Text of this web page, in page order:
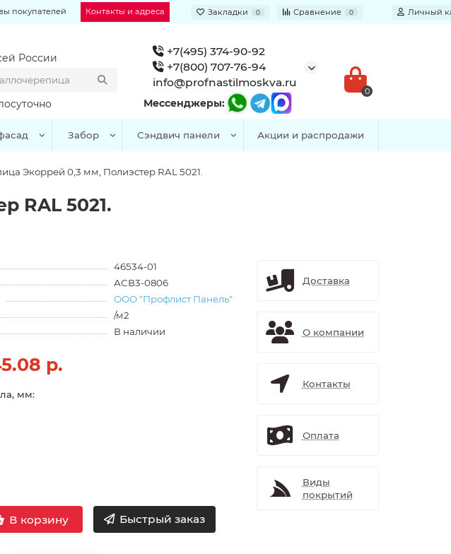
покупателей Контакты и адреса Закладки 0 Сравнение 0 Личный
России
+7(495) 374-90-92
+7(800) 707-76-94
info@profnastilmoskva.ru
Мессенджеры:
0
Забор Сэндвич панели Акции и распродажи
Экоррей 0,3 мм, Полиэстер RAL 5021.
RAL 5021.
46534-01
АСВ3-0806
ООО "Профлист Панель"
/м2
В наличии
р.
мм:
В корзину Быстрый заказ
Доставка
О компании
Контакты
Оплата
Виды
покрытий